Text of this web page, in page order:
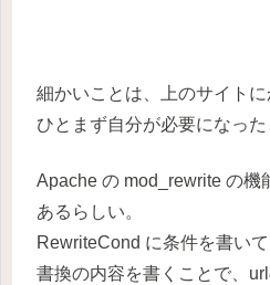
細かいことは、上のサイトに
ひとまず自分が必要になった
Apache の mod_rewrite の機
あるらしい。
RewriteCond に条件を書い
書換の内容を書くことで、